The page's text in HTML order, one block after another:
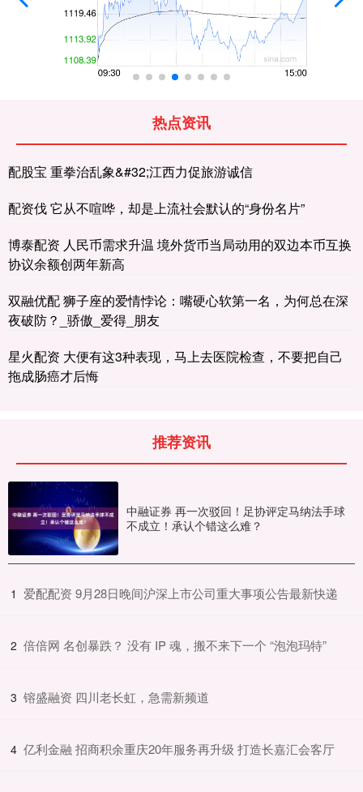
热点资讯
配股宝 重拳治乱象&#32;江西力促旅游诚信
配资伐 它从不喧哗，却是上流社会默认的“身份名片”
博泰配资 人民币需求升温 境外货币当局动用的双边本币互换
协议余额创两年新高
双融优配 狮子座的爱情悖论：嘴硬心软第一名，为何总在深
夜破防？_骄傲_爱得_朋友
星火配资 大便有这3种表现，马上去医院检查，不要把自己
拖成肠癌才后悔
推荐资讯
中融证券 再一次驳回！足协评定马纳法手球
不成立！承认个错这么难？
1 ​爱配配资 9月28日晚间沪深上市公司重大事项公告最新快递
2 ​倍倍网 名创暴跌？ 没有 IP 魂，搬不来下一个 “泡泡玛特”
3 ​镕盛融资 四川老长虹，急需新频道
4 ​亿利金融 招商积余重庆20年服务再升级 打造长嘉汇会客厅